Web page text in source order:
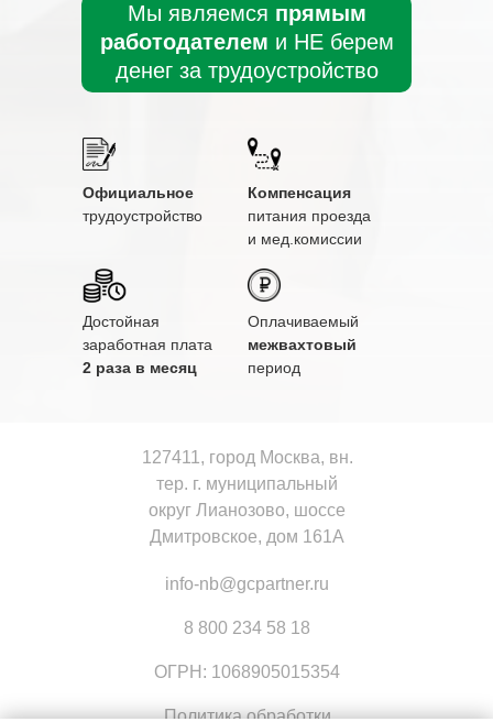
Мы являемся прямым
работодателем и НЕ берем
денег за трудоустройство
Компенсация
питания проезда
и мед.комиссии
Оплачиваемый
межвахтовый
период
Достойная
заработная плата
2 раза в месяц
Официальное
трудоустройство
127411, город Москва, вн.
тер. г. муниципальный
округ Лианозово, шоссе
Дмитровское, дом 161А
8 800 234 58 18
info-nb@gcpartner.ru
ОГРН: 1068905015354
Политика обработки